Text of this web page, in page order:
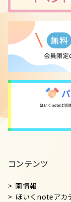
コンテンツ
園情報
ほいくnoteアカ